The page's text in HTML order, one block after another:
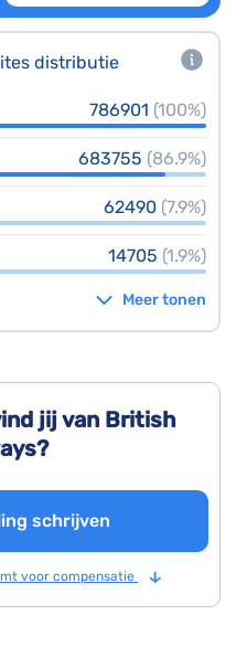
distributie
786901 (100%)
683755 (86.9%)
62490 (7.9%)
14705 (1.9%)
Meer tonen
jij van British
schrijven
voor compensatie